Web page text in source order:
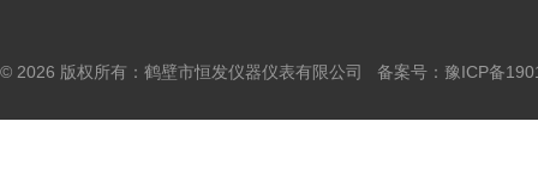
© 2026 版权所有：鹤壁市恒发仪器仪表有限公司 备案号： 豫ICP备